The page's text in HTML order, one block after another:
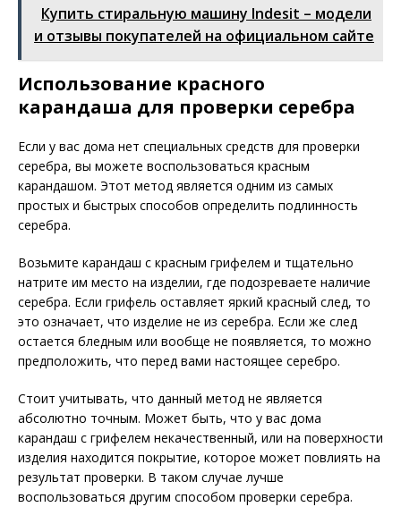
Купить стиральную машину Indesit – модели
и отзывы покупателей на официальном сайте
Использование красного
карандаша для проверки серебра
Если у вас дома нет специальных средств для проверки
серебра, вы можете воспользоваться красным
карандашом. Этот метод является одним из самых
простых и быстрых способов определить подлинность
серебра.
Возьмите карандаш с красным грифелем и тщательно
натрите им место на изделии, где подозреваете наличие
серебра. Если грифель оставляет яркий красный след, то
это означает, что изделие не из серебра. Если же след
остается бледным или вообще не появляется, то можно
предположить, что перед вами настоящее серебро.
Стоит учитывать, что данный метод не является
абсолютно точным. Может быть, что у вас дома
карандаш с грифелем некачественный, или на поверхности
изделия находится покрытие, которое может повлиять на
результат проверки. В таком случае лучше
воспользоваться другим способом проверки серебра.